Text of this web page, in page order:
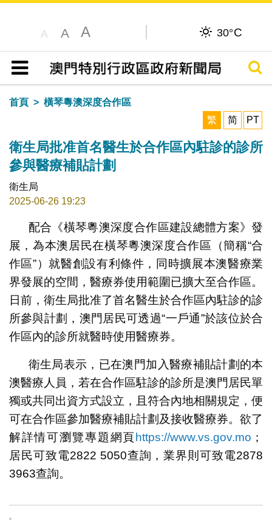
A A A 30°C
目錄
搜尋
首頁
橫琴粵澳深度合作區
繁
简 PT
衛生局批准首名醫生於合作區內駐診的診所
參與醫療補貼計劃
衛生局
2025-06-26 19:23
配合《橫琴粵澳深度合作區建設總體方案》發
展，為本澳居民在橫琴粵澳深度合作區（簡稱“合
作區”）就醫創設有利條件，同時擴展本澳醫療業
界發展的空間，醫療券使用範圍已擴大至合作區。
日前，衛生局批准了首名醫生於合作區內駐診的診
所參與計劃，澳門居民可透過“一戶通”於該位於合
作區內的診所就醫時使用醫療券。
衛生局表示，已在澳門加入醫療補貼計劃的本
澳醫療人員，若在合作區駐診的診所是澳門居民單
獨或共同出資方式設立，且符合內地相關規定，便
可在合作區參加醫療補貼計劃及接收醫療券。欲了
解詳情可瀏覽專題網頁https://www.vs.gov.mo ；
居民可致電2822 5050查詢，業界則可致電2878
3963查詢。